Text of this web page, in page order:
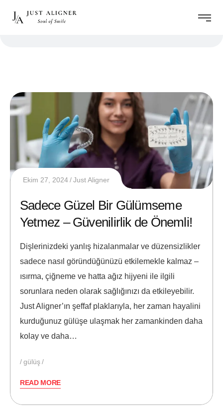
Ekim 27, 2024 Just Aligner
Sadece Güzel Bir Gülümseme
Yetmez – Güvenilirlik de Önemli!
Dişlerinizdeki yanlış hizalanmalar ve düzensizlikler
sadece nasıl göründüğünüzü etkilemekle kalmaz –
ısırma, çiğneme ve hatta ağız hijyeni ile ilgili
sorunlara neden olarak sağlığınızı da etkileyebilir.
Just Aligner’ın şeffaf plaklarıyla, her zaman hayalini
kurduğunuz gülüşe ulaşmak her zamankinden daha
kolay ve daha…
gülüş
READ MORE